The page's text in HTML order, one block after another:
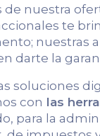
de nuestra
te
nuestras
darte la
soluciones
con las
para la